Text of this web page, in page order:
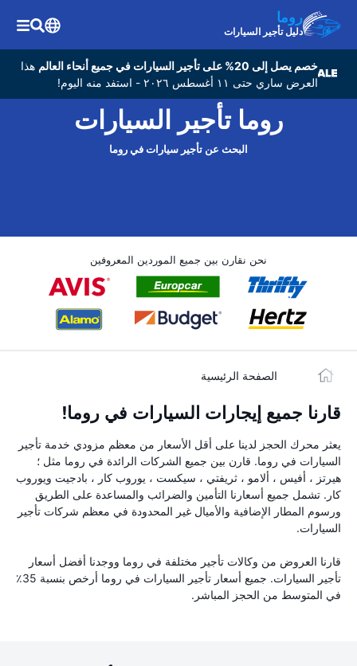
روما
دليل تأجير السيارات
خصم يصل إلى 20% على تأجير السيارات في جميع أنحاء العالم
هذا
العرض ساري حتى ١١ أغسطس ٢٠٢٦ - استفد منه اليوم!
روما تأجير السيارات
البحث عن تأجير سيارات في روما
نحن نقارن بين جميع الموردين المعروفين
الصفحة الرئيسية
قارنا جميع إيجارات السيارات في روما!
يعثر محرك الحجز لدينا على أقل الأسعار من معظم مزودي خدمة تأجير
السيارات في روما. قارن بين جميع الشركات الرائدة في روما مثل ؛
هيرتز ، أفيس ، ألامو ، ثريفتي ، سيكست ، يوروب كار ، بادجيت ويوروب
كار. تشمل جميع أسعارنا التأمين والضرائب والمساعدة على الطريق
ورسوم المطار الإضافية والأميال غير المحدودة في معظم شركات تأجير
السيارات.
قارنا العروض من وكالات تأجير مختلفة في روما ووجدنا أفضل أسعار
تأجير السيارات. جميع أسعار تأجير السيارات في روما أرخص بنسبة 35٪
في المتوسط من الحجز المباشر.